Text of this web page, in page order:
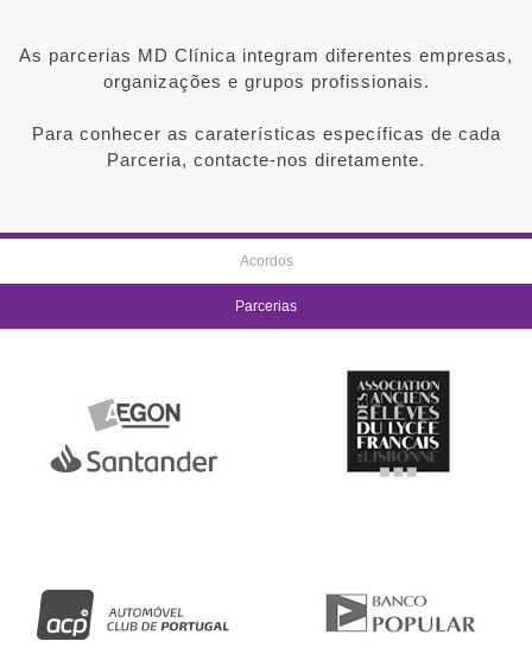
As parcerias MD Clínica integram diferentes empresas,
organizações e grupos profissionais.
Para conhecer as caraterísticas específicas de cada
Parceria, contacte-nos diretamente.
Acordos
Parcerias